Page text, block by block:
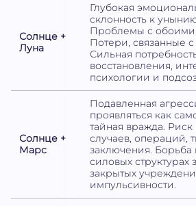
Солнце +
Луна
Глубокая
склонность к
Проблемы с обоими
Потери, связанные
Сильная
восстановления,
психологии и
Солнце +
Марс
Подавленная
проявляться как
тайная вражда. Риск
случаев, операций,
заключения. Борьба
силовых
закрытых
импульсивности.